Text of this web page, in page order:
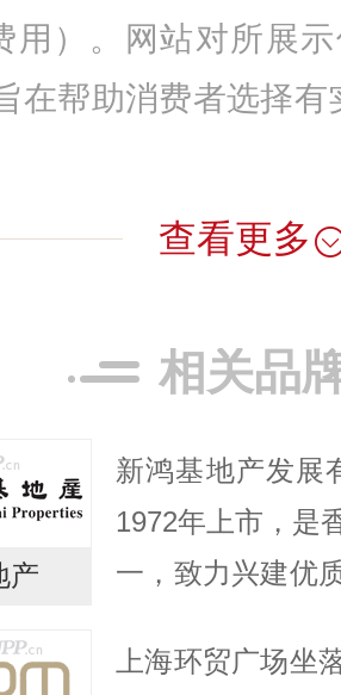
用）。网站对所展
在帮助消费者选择
查看更多
相关品
产
新鸿基地产发展
1972年上市，是
一，致力兴建优
土地储备，以配
上海环贸广场坐